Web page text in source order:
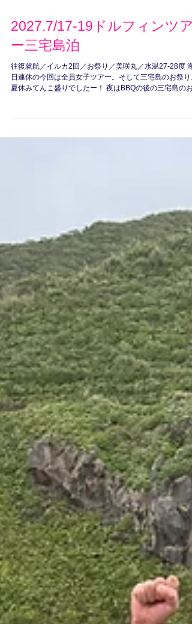
2027.7/17-19ドルフィンツア
ー三宅島泊
往復就航／イルカ2回／お祭り／美咲丸／水温27-28度 海
り「牛頭天王祭（ごずてんのうさい）」踊りに夜店たっ